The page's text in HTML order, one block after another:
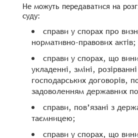
Не можуть передаватися на
суду:
справи у спорах про
нормативно-правових актів;
справи у спорах, що
укладенні, зміні,
господарських договорів,
задоволенням державних
справи, пов’язані з
таємницею;
справи у спорах, що